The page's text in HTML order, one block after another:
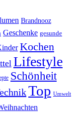
Brandnooz
Geschenke gesunde
Kochen
Lifestyle
Schönheit
Top Umwelt